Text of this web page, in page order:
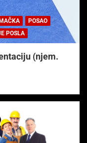
POSAO
POSLA
(njem.